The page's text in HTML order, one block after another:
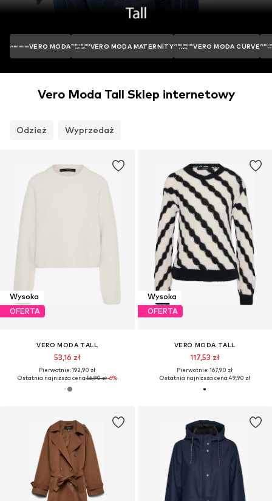
VERO MODA VERO MODA MATERNITY VERO MODA CURVE
Vero Moda Tall Sklep internetowy
Odzież Wyprzedaż
Wysoka
OFERTA
VERO MODA TALL
53,16 zł
Pierwotnie: 192,90 zł
Ostatnia najniższa cena:56,90 zł-6%
Wysoka
OFERTA
VERO MODA TALL
117,53 zł
Pierwotnie: 167,90 zł
Ostatnia najniższa cena:49,90 zł